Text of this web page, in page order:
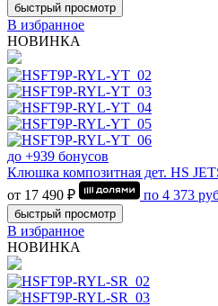
быстрый просмотр
В избранное
НОВИНКА
до +939 бонусов
Клюшка композитная дет. HS
от 17 490 ₽
по 4 373
быстрый просмотр
В избранное
НОВИНКА